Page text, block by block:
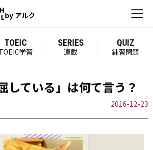
by アルク
TOEIC
学習
SERIES
連載
QUIZ
練習問題
している」は何て言う？
2016-12-23